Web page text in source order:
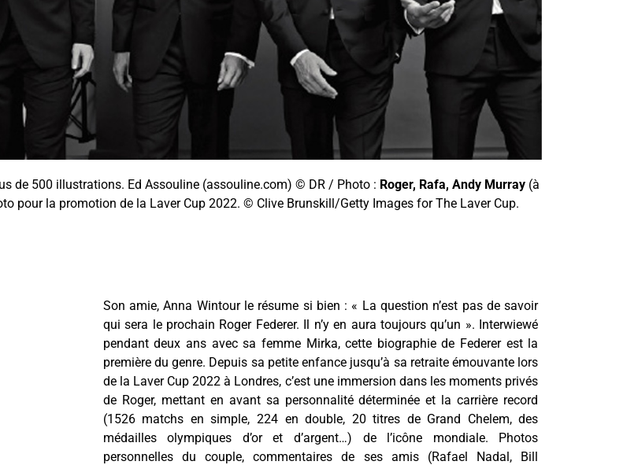
de 500 illustrations. Ed Assouline (assouline.com) © DR / Photo : Roger, Rafa, Andy Murray (à
pour la promotion de la Laver Cup 2022. © Clive Brunskill/Getty Images for The Laver Cup.
Son amie, Anna Wintour le résume si bien : « La question n’est pas de savoir
qui sera le prochain Roger Federer. Il n’y en aura toujours qu’un ». Interwiewé
pendant deux ans avec sa femme Mirka, cette biographie de Federer est la
première du genre. Depuis sa petite enfance jusqu’à sa retraite émouvante lors
de la Laver Cup 2022 à Londres, c’est une immersion dans les moments privés
de Roger, mettant en avant sa personnalité déterminée et la carrière record
(1526 matchs en simple, 224 en double, 20 titres de Grand Chelem, des
médailles olympiques d’or et d’argent…) de l’icône mondiale. Photos
personnelles du couple, commentaires de ses amis (Rafael Nadal, Bill